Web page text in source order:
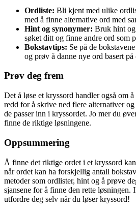
Ordliste: Bli kjent med ulike
med å finne alternative ord med
Hint og synonymer: Bruk hint
søket ditt og finne andre ord som
Bokstavtips: Se på de
og prøv å danne nye ord basert på
Prøv deg frem
Det å løse et kryssord handler også om
redd for å skrive ned flere alternativer
de passer inn i kryssordet. Jo mer du
finne de riktige løsningene.
Oppsummering
Å finne det riktige ordet i et kryssord
når ordet kan ha forskjellig antall
metoder som ordlister, hint og å prøve
sjansene for å finne den rette løsningen.
utfordre deg selv når du løser kryssord!